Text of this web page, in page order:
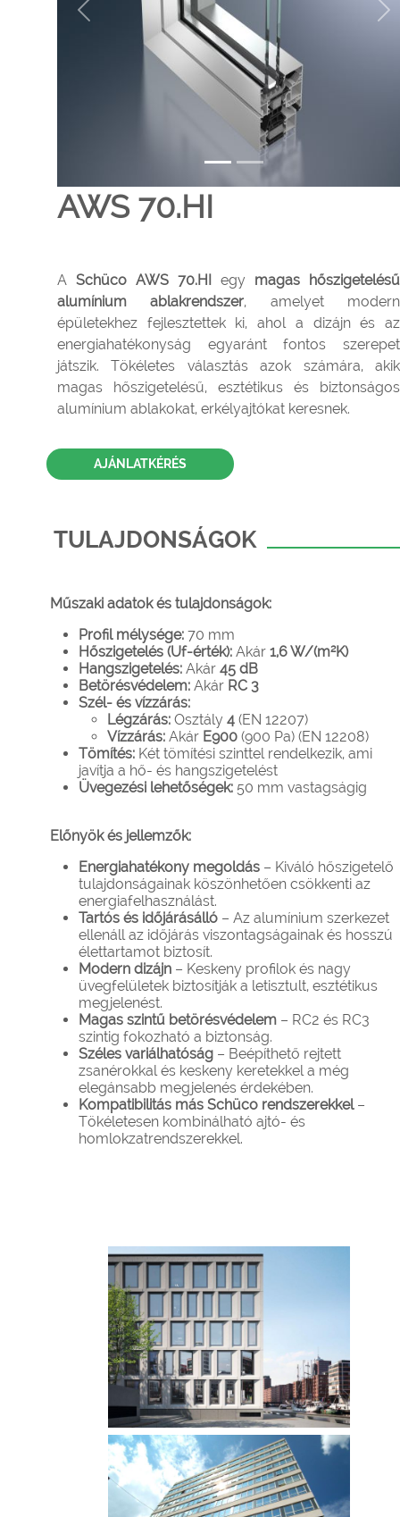
AWS 70.HI
A Schüco AWS 70.HI egy magas hőszigetelésű
alumínium ablakrendszer, amelyet modern
épületekhez fejlesztettek ki, ahol a dizájn és az
energiahatékonyság egyaránt fontos szerepet
játszik. Tökéletes választás azok számára, akik
magas hőszigetelésű, esztétikus és biztonságos
alumínium ablakokat, erkélyajtókat keresnek.
AJÁNLATKÉRÉS
Previous
TULAJDONSÁGOK
Műszaki adatok és tulajdonságok:
Profil mélysége: 70 mm
Hőszigetelés (Uf-érték): Akár 1,6 W/(m²K)
Hangszigetelés: Akár 45 dB
Betörésvédelem: Akár RC 3
Szél- és vízzárás:
Légzárás: Osztály 4 (EN 12207)
Vízzárás: Akár E900 (900 Pa) (EN 12208)
Tömítés: Két tömítési szinttel rendelkezik, ami
javítja a hő- és hangszigetelést
Üvegezési lehetőségek: 50 mm vastagságig
Előnyök és jellemzők:
Energiahatékony megoldás – Kiváló hőszigetelő
tulajdonságainak köszönhetően csökkenti az
energiafelhasználást.
Tartós és időjárásálló – Az alumínium szerkezet
ellenáll az időjárás viszontagságainak és hosszú
élettartamot biztosít.
Modern dizájn – Keskeny profilok és nagy
üvegfelületek biztosítják a letisztult, esztétikus
megjelenést.
Magas szintű betörésvédelem – RC2 és RC3
szintig fokozható a biztonság.
Széles variálhatóság – Beépíthető rejtett
zsanérokkal és keskeny keretekkel a még
elegánsabb megjelenés érdekében.
Kompatibilitás más Schüco rendszerekkel–
Tökéletesen kombinálható ajtó- és
homlokzatrendszerekkel.